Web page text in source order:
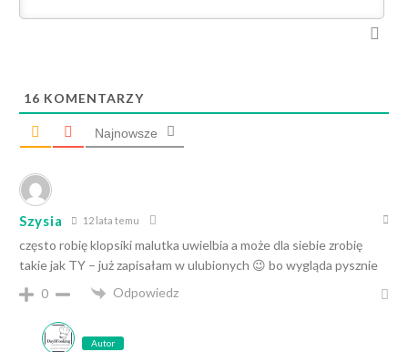
16 KOMENTARZY
Najnowsze
Szysia 12 lata temu
często robię klopsiki malutka uwielbia a może dla siebie zrobię
takie jak TY – już zapisałam w ulubionych 😉 bo wygląda pysznie
0
Odpowiedz
Autor